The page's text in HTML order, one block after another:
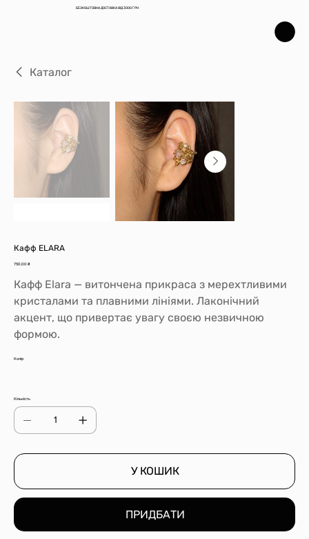
БЕЗКОШТОВНА ДОСТАВКА ВІД 3000 ГРН
Каталог
Кафф ELARA
Ціна
750,00 ₴
Кафф Elara — витончена прикраса з мерехтливими
кристалами та плавними лініями. Лаконічний
акцент, що привертає увагу своєю незвичною
формою.
Колір
Кількість
У КОШИК
ПРИДБАТИ